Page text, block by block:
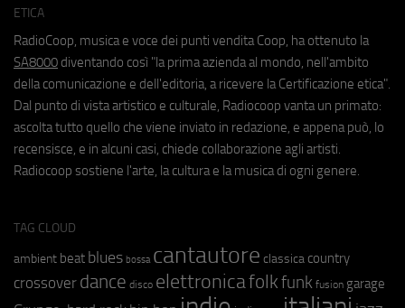
ETICA
RadioCoop, musica e voce dei punti vendita Coop, ha ottenuto la
SA8000 diventando così "la prima azienda al mondo, nell'ambito
della comunicazione e dell'editoria, a ricevere la Certificazione etica".
Dal punto di vista artistico e culturale, Radiocoop vanta un primato:
ascolta tutto quello che viene inviato in redazione, e appena può, lo
recensisce, e in alcuni casi, chiede collaborazione agli artisti.
Radiocoop sostiene l'arte, la cultura e la musica di ogni genere.
TAG CLOUD
ambient beat blues bossa cantautore classica country
crossover dance disco elettronicafolkfunk fusion garage